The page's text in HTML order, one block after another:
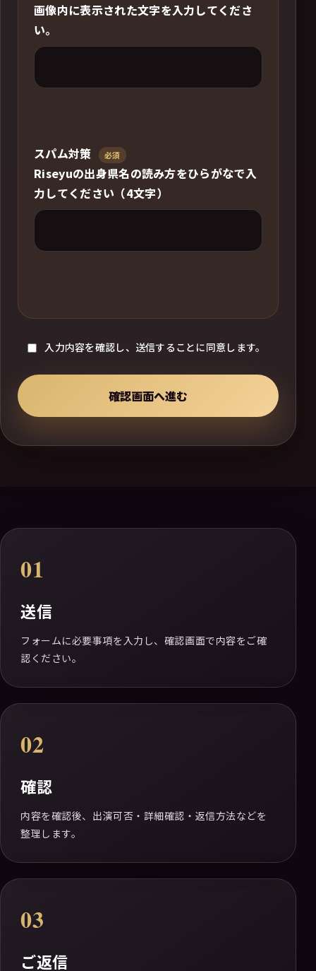
画像内に表示された文字を入力してくださ
い。
スパム対策 必須
Riseyuの出身県名の読み方をひらがなで入
力してください（4文字）
入力内容を確認し、送信することに同意します。
01
送信
フォームに必要事項を入力し、確認画面で内容をご確
認ください。
02
確認
内容を確認後、出演可否・詳細確認・返信方法などを
整理します。
03
ご返信